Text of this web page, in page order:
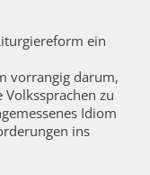
ein
vorrangig darum,
zu
Idiom
ins